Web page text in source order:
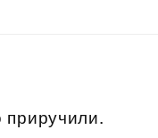
приручили.